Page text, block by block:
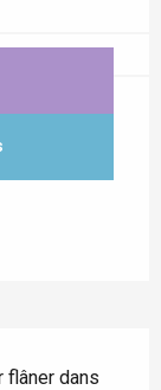
flâner dans